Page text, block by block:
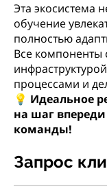
Эта экосистема
обучение
полностью
Все компоненты
процессами и
💡 Идеальное
на шаг
команды!
Запрос